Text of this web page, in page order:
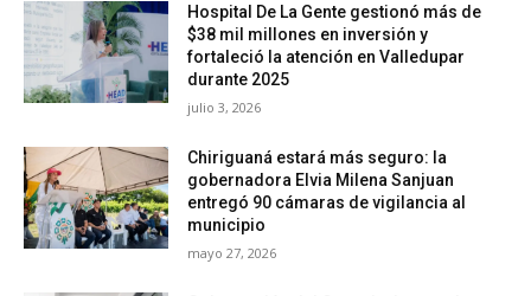
Hospital De La Gente gestionó más de
$38 mil millones en inversión y
fortaleció la atención en Valledupar
durante 2025
julio 3, 2026
Chiriguaná estará más seguro: la
gobernadora Elvia Milena Sanjuan
entregó 90 cámaras de vigilancia al
municipio
mayo 27, 2026